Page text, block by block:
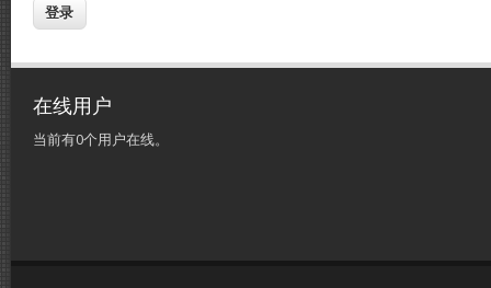
在线用户
当前有0个用户在线。